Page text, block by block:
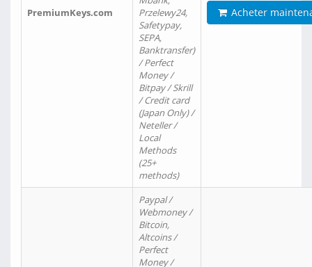
PremiumKeys.com
Przelewy24,
Safetypay,
SEPA,
Banktransfer)
/ Perfect
Money /
Bitpay / Skrill
/ Credit card
(Japan Only) /
Neteller /
Local
Methods
(25+
methods)
Acheter
Paypal /
Webmoney /
Bitcoin,
Altcoins /
Perfect
Money /